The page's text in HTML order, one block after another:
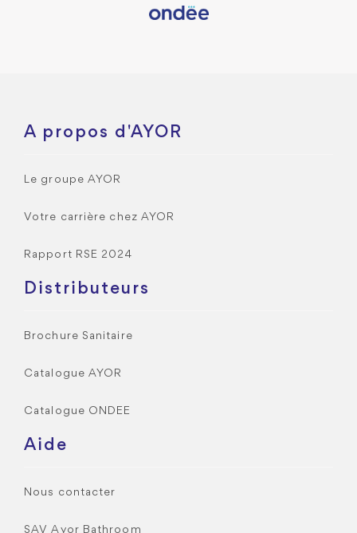
A propos d'AYOR
Le groupe AYOR
Votre carrière chez AYOR
Rapport RSE 2024
Distributeurs
Brochure Sanitaire
Catalogue AYOR
Catalogue ONDEE
Aide
Nous contacter
SAV Ayor Bathroom